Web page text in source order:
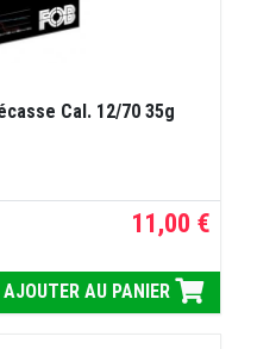
Cal. 12/70 35g
11,00 €
AJOUTER AU PANIER